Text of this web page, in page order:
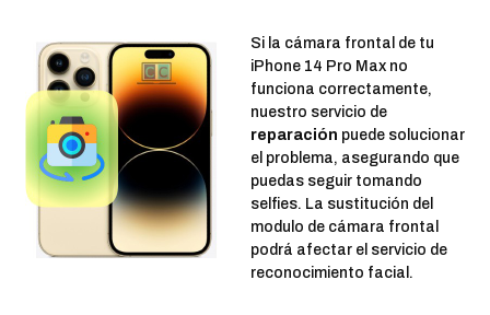
Si la cámara frontal de tu
iPhone 14 Pro Max no
funciona correctamente,
nuestro servicio de
reparación puede solucionar
el problema, asegurando que
puedas seguir tomando
selfies. La sustitución del
modulo de cámara frontal
podrá afectar el servicio de
reconocimiento facial.